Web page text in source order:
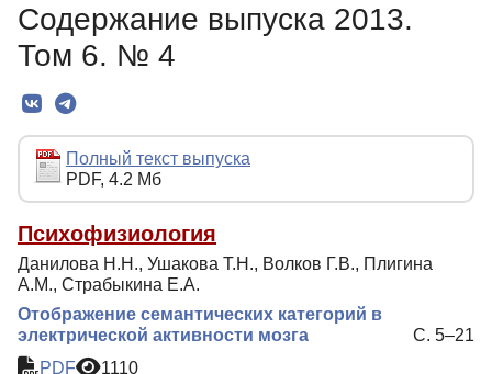
О Журнале
Редколлегия
Редакционная политика
Индексирование
Для авторов
Рубрики
Препринты
Подписка
Содержание выпуска 2013.
Том 6. № 4
Полный текст выпуска
PDF, 4.2 Мб
Психофизиология
Данилова Н.Н., Ушакова Т.Н., Волков Г.В., Плигина
А.М., Страбыкина Е.А.
Отображение семантических категорий в
электрической активности мозга
С. 5–21
PDF
1110